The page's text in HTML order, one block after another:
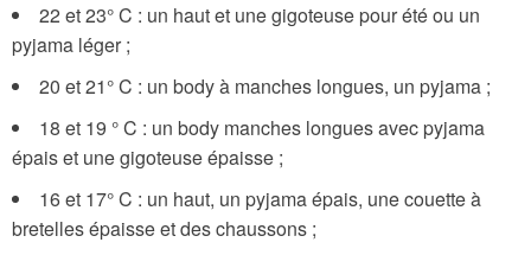
22 et 23° C : un haut et une gigoteuse pour été ou un
pyjama léger ;
20 et 21° C : un body à manches longues, un pyjama ;
18 et 19 ° C : un body manches longues avec pyjama
épais et une gigoteuse épaisse ;
16 et 17° C : un haut, un pyjama épais, une couette à
bretelles épaisse et des chaussons ;